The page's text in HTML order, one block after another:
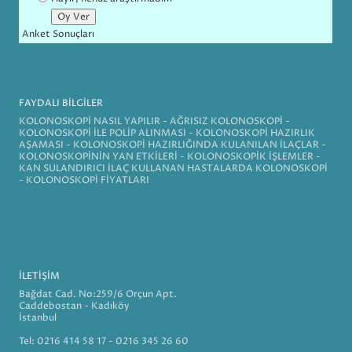
Anket Sonuçları
FAYDALI BİLGİLER
KOLONOSKOPİ NASIL YAPILIR - AĞRISIZ KOLONOSKOPİ -
KOLONOSKOPİ İLE POLİP ALINMASI - KOLONOSKOPİ HAZIRLIK
AŞAMASI - KOLONOSKOPİ HAZIRLIĞINDA KULANILAN İLAÇLAR -
KOLONOSKOPİNİN YAN ETKİLERİ - KOLONOSKOPİK İŞLEMLER -
KAN SULANDIRICI İLAÇ KULLANAN HASTALARDA KOLONOSKOPİ
- KOLONOSKOPİ FİYATLARI
İLETİŞİM
Bağdat Cad. No:259/6 Orçun Apt.
Caddebostan - Kadıköy
İstanbul
Tel: 0216 414 58 17 - 0216 345 26 60